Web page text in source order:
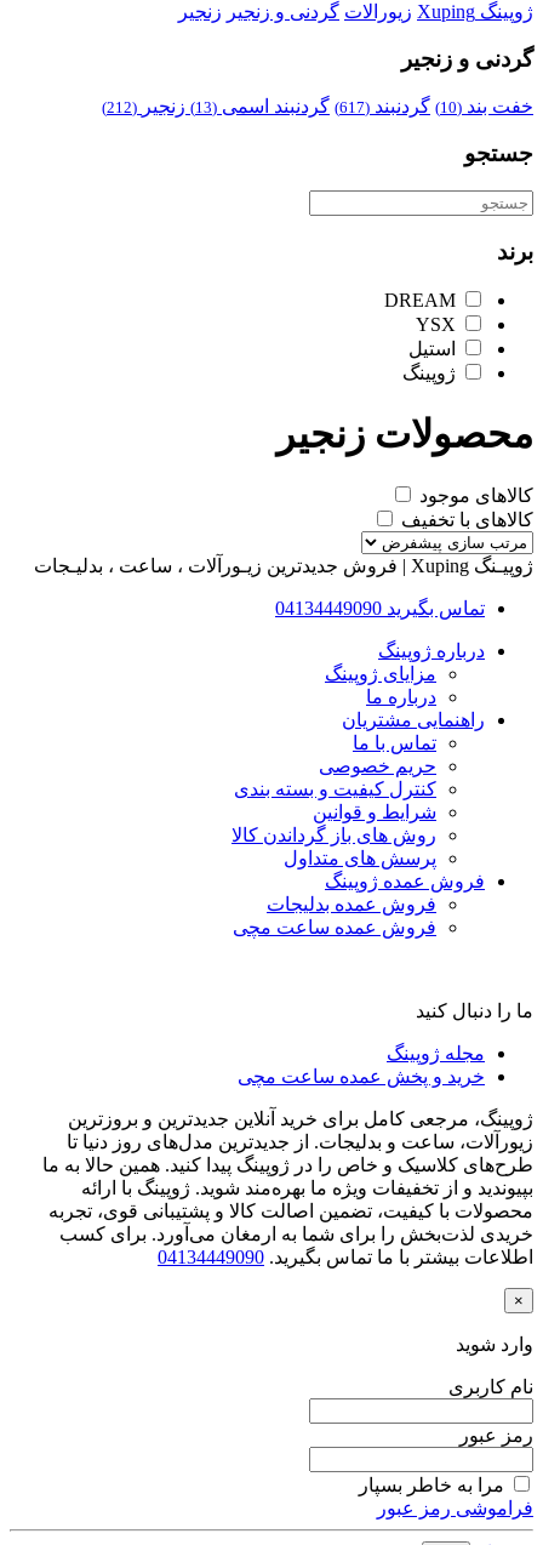
ژوپینگ Xuping زیورالات گردنی و زنجیر زنجیر
گردنی و زنجیر
خفت بند (10) گردنبند (617) گردنبند اسمی (13) زنجیر (212)
جستجو
برند
DREAM
YSX
استیل
ژوپینگ
محصولات زنجیر
کالاهای موجود
کالاهای با تخفیف
ژوپیـنگ Xuping | فروش جدیدترین زیـورآلات ، ساعت ، بدلیـجات
تماس بگیرید 04134449090
درباره ژوپینگ
مزایای ژوپینگ
درباره ما
راهنمایی مشتریان
تماس با ما
حریم خصوصی
کنترل کیفیت و بسته بندی
شرایط و قوانین
روش های باز گرداندن کالا
پرسش های متداول
فروش عمده ژوپینگ
فروش عمده بدلیجات
فروش عمده ساعت مچی
ما را دنبال کنید
مجله ژوپینگ
خرید و پخش عمده ساعت مچی
ژوپینگ، مرجعی کامل برای خرید آنلاین جدیدترین و بروزترین
زیورآلات، ساعت و بدلیجات. از جدیدترین مدل‌های روز دنیا تا
طرح‌های کلاسیک و خاص را در ژوپینگ پیدا کنید. همین حالا به ما
بپیوندید و از تخفیفات ویژه ما بهره‌مند شوید. ژوپینگ با ارائه
محصولات با کیفیت، تضمین اصالت کالا و پشتیبانی قوی، تجربه
خریدی لذت‌بخش را برای شما به ارمغان می‌آورد. برای کسب
اطلاعات بیشتر با ما تماس بگیرید. 04134449090
×
وارد شوید
نام کاربری
رمز عبور
مرا به خاطر بسپار
فراموشی رمز عبور